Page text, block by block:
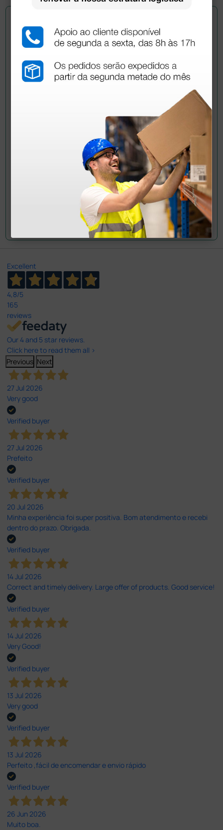
esclarecimentos? Envie agora a sua questão aos
colegas que já adquiriram este produto.
Envie a sua questão
Excellent
4,8/5
165
reviews
Our 4 and 5 star reviews.
Click here to read them all >
Previous Next
27 Jul 2026
Very good
Verified buyer
27 Jul 2026
Prefeito
Verified buyer
20 Jul 2026
Minha experiência foi super positiva. Bom atendimento e recebi
dentro do prazo. Obrigada.
Verified buyer
14 Jul 2026
Correct and timely delivery. Large offer of products. Good service!
Verified buyer
14 Jul 2026
Very Good!
Verified buyer
13 Jul 2026
Very good
Verified buyer
13 Jul 2026
Perfeito ,fácil de encomendar e envio rápido
Verified buyer
26 Jun 2026
Muito boa.